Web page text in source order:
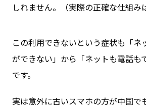
しれません。（実際の正確な仕組み
この利用できないという症状も「ネ
ができない」から「ネットも電話も
です。
実は意外に古いスマホの方が中国で